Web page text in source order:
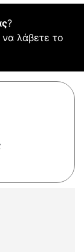
?
λάβετε το